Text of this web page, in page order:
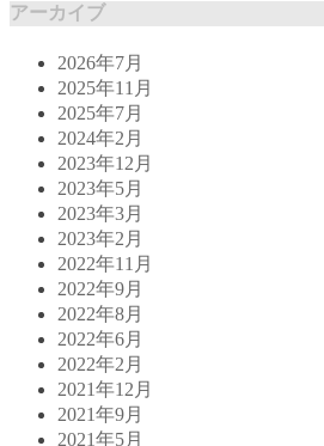
アーカイブ
2026年7月
2025年11月
2025年7月
2024年2月
2023年12月
2023年5月
2023年3月
2023年2月
2022年11月
2022年9月
2022年8月
2022年6月
2022年2月
2021年12月
2021年9月
2021年5月